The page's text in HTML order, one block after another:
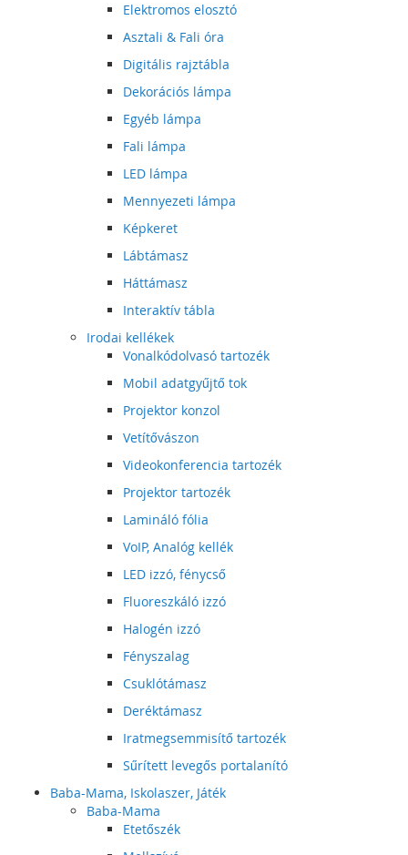
Elektromos elosztó
Asztali & Fali óra
Digitális rajztábla
Dekorációs lámpa
Egyéb lámpa
Fali lámpa
LED lámpa
Mennyezeti lámpa
Képkeret
Lábtámasz
Háttámasz
Interaktív tábla
Irodai kellékek
Vonalkódolvasó tartozék
Mobil adatgyűjtő tok
Projektor konzol
Vetítővászon
Videokonferencia tartozék
Projektor tartozék
Lamináló fólia
VoIP, Analóg kellék
LED izzó, fénycső
Fluoreszkáló izzó
Halogén izzó
Fényszalag
Csuklótámasz
Deréktámasz
Iratmegsemmisítő tartozék
Sűrített levegős portalanító
Baba-Mama, Iskolaszer, Játék
Baba-Mama
Etetőszék